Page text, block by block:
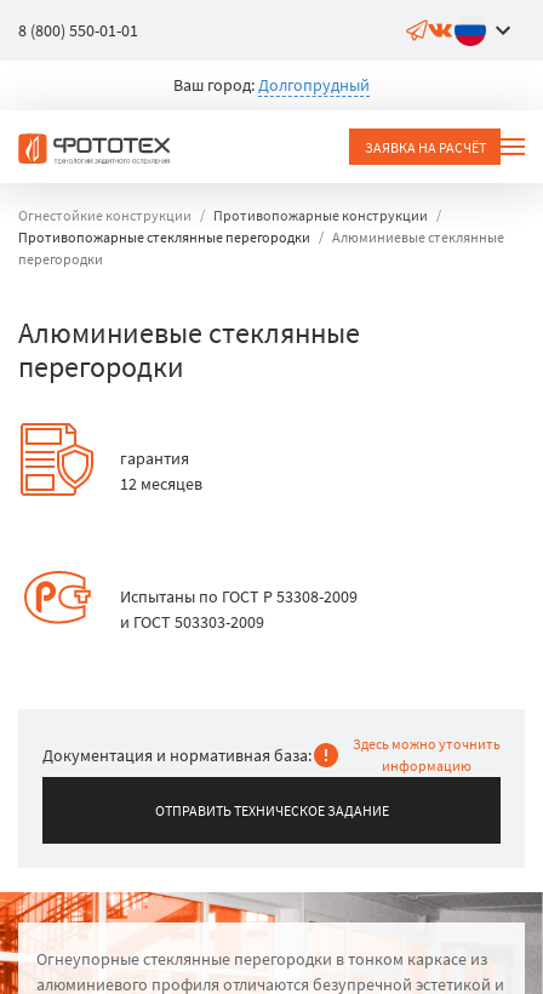
8 (800) 550-01-01
Ваш город:Долгопрудный
ЗАЯВКА НА РАСЧЁТ
Огнестойкие конструкции
Противопожарные конструкции
Противопожарные стеклянные перегородки
Алюминиевые стеклянные
перегородки
Алюминиевые стеклянные
перегородки
гарантия
12 месяцев
Испытаны по ГОСТ Р 53308-2009
и ГОСТ 503303-2009
Документация и нормативная база:
Здесь можно уточнить
информацию
ОТПРАВИТЬ ТЕХНИЧЕСКОЕ ЗАДАНИЕ
Огнеупорные стеклянные перегородки в тонком каркасе из
алюминиевого профиля отличаются безупречной эстетикой и